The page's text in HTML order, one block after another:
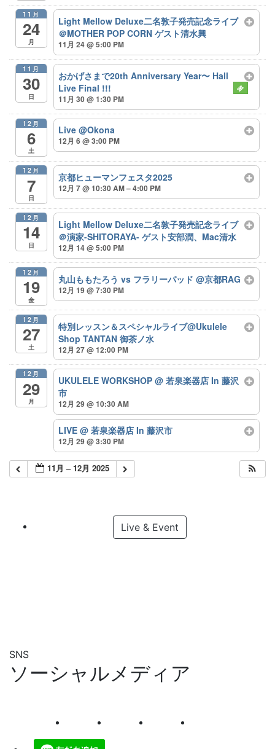
11月
24
月
Light Mellow Deluxe二名敦子発売記念ライブ
＠MOTHER POP CORN ゲスト清水興
11月 24 @ 5:00 PM
11月
30
日
おかげさまで20th Anniversary Year〜 Hall
Live Final !!!
11月 30 @ 1:30 PM
12月
6
土
Live @Okona
12月 6 @ 3:00 PM
12月
7
日
京都ヒューマンフェスタ2025
12月 7 @ 10:30 AM – 4:00 PM
12月
14
日
Light Mellow Deluxe二名敦子発売記念ライブ
＠演家-SHITORAYA- ゲスト安部潤、Mac清水
12月 14 @ 5:00 PM
12月
19
金
丸山ももたろう vs フラリーパッド @京都RAG
12月 19 @ 7:30 PM
12月
27
土
特別レッスン＆スペシャルライブ@Ukulele
Shop TANTAN 御茶ノ水
12月 27 @ 12:00 PM
12月
29
月
UKULELE WORKSHOP @ 若泉楽器店 In 藤沢
市
12月 29 @ 10:30 AM
LIVE @ 若泉楽器店 In 藤沢市
12月 29 @ 3:30 PM
11月 – 12月 2025
Live & Event
SNS
ソーシャルメディア